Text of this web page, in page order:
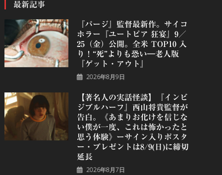
最新記事
『パージ』監督最新作。サイコ
ホラー『ユートピア 狂宴』9／
25（金）公開。全米 TOP10 入
り！“死”よりも恐い―老人版
『ゲット・アウト』
2026年8月9日
【著名人の実話怪談】『インビ
ジブルハーフ』⻄⼭将貴監督が
告白。《あまりお化けを信じな
い僕が一度、これは怖かったと
思う体験》ーサイン入りポスタ
ー・プレゼントは8/9(日)に締切
延長
2026年8月7日